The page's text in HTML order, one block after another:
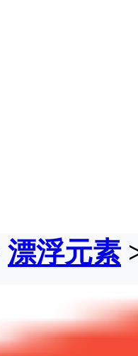
漂浮元素